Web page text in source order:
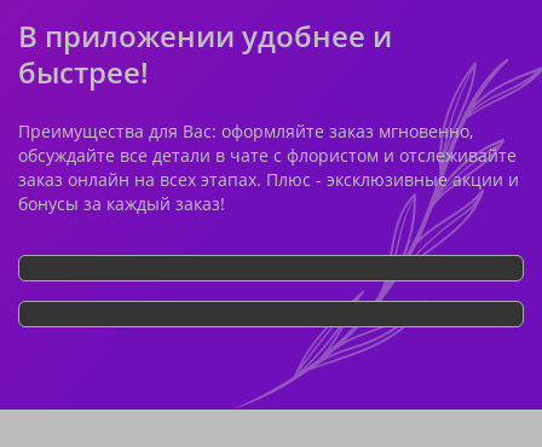
В приложении удобнее и
быстрее!
Преимущества для Вас: оформляйте заказ мгновенно,
обсуждайте все детали в чате с флористом и отслеживайте
заказ онлайн на всех этапах. Плюс - эксклюзивные акции и
бонусы за каждый заказ!